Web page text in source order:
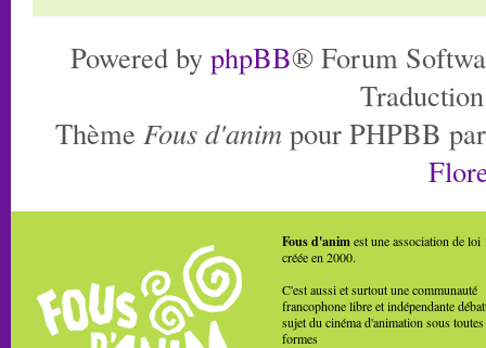
Powered by phpBB® Forum
Thème Fous d'anim pour PHPBB
Fous d'animest une association de loi
créée en 2000.
C'est aussi et surtout une communauté
francophone libre et indépendante
sujet du cinéma d'animation sous toutes
formes